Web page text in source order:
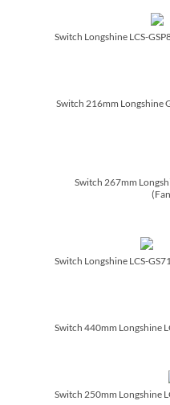
Switch Longshine LCS-
Switch 216mm Longshine
Switch 267mm
Switch Longshine LCS-
Switch 440mm Longshine
Switch 250mm Longshine